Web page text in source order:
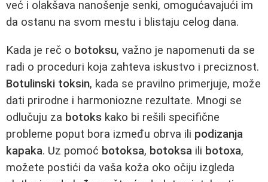
već i olakšava nanošenje senki, omogućavajući im
da ostanu na svom mestu i blistaju celog dana.
Kada je reč o botoksu, važno je napomenuti da se
radi o proceduri koja zahteva iskustvo i preciznost.
Botulinski toksin, kada se pravilno primerjuje, može
dati prirodne i harmoniozne rezultate. Mnogi se
odlučuju za botoks kako bi rešili specifične
probleme poput bora između obrva ili podizanja
kapaka. Uz pomoć botoksa, botoksa ili botoxa,
možete postići da vaša koža oko očiju izgleda